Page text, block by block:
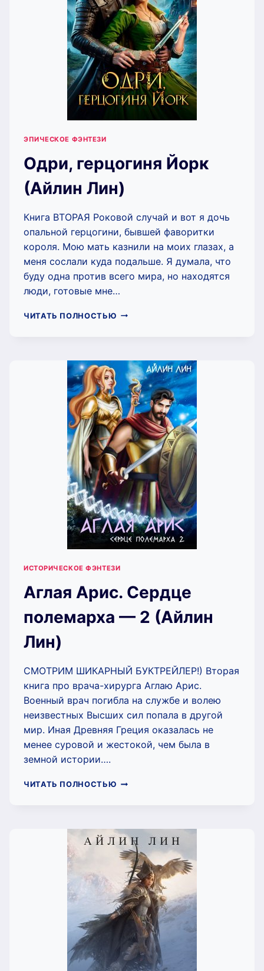
ЭПИЧЕСКОЕ ФЭНТЕЗИ
Одри, герцогиня Йорк
(Айлин Лин)
Книга ВТОРАЯ Роковой случай и вот я дочь
опальной герцогини, бывшей фаворитки
короля. Мою мать казнили на моих глазах, а
меня сослали куда подальше. Я думала, что
буду одна против всего мира, но находятся
люди, готовые мне…
ЧИТАТЬ ПОЛНОСТЬЮ ОДРИ,
ЛИН)
ИСТОРИЧЕСКОЕ ФЭНТЕЗИ
Аглая Арис. Сердце
полемарха — 2 (Айлин
Лин)
СМОТРИМ ШИКАРНЫЙ БУКТРЕЙЛЕР!) Вторая
книга про врача-хирурга Аглаю Арис.
Военный врач погибла на службе и волею
неизвестных Высших сил попала в другой
мир. Иная Древняя Греция оказалась не
менее суровой и жестокой, чем была в
земной истории….
ЧИТАТЬ ПОЛНОСТЬЮ АГЛАЯ
—
2
(АЙЛИН
ЛИН)